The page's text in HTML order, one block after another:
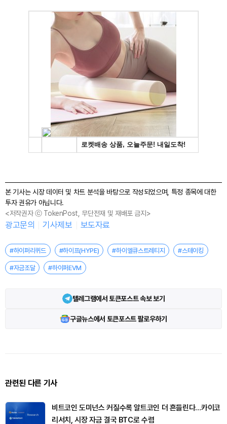
본 기사는 시장 데이터 및 차트 분석을 바탕으로 작성되었으며, 특정 종목에 대한
투자 권유가 아닙니다.
<저작권자 ⓒ TokenPost, 무단전재 및 재배포 금지>
광고문의 기사제보 보도자료
#하이퍼리퀴드 #하이프(HYPE) #하이엘큐스트레티지 #스테이킹
#자금조달 #하이퍼EVM
텔레그램에서 토큰포스트 속보 보기
구글뉴스에서 토큰포스트 팔로우하기
관련된 다른 기사
비트코인 도미넌스 커질수록 알트코인 더 흔들린다…카이코
리서치, 시장 자금 결국 BTC로 수렴